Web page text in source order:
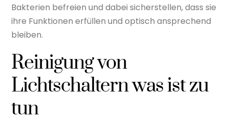
Bakterien befreien und dabei sicherstellen, dass sie
ihre Funktionen erfüllen und optisch ansprechend
bleiben.
Reinigung von
Lichtschaltern was ist zu
tun